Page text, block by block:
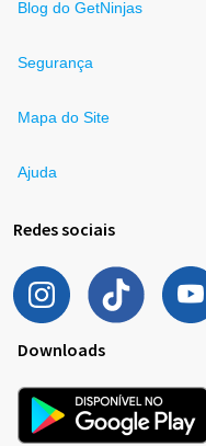
Blog do GetNinjas
Segurança
Mapa do Site
Ajuda
Redes sociais
Downloads